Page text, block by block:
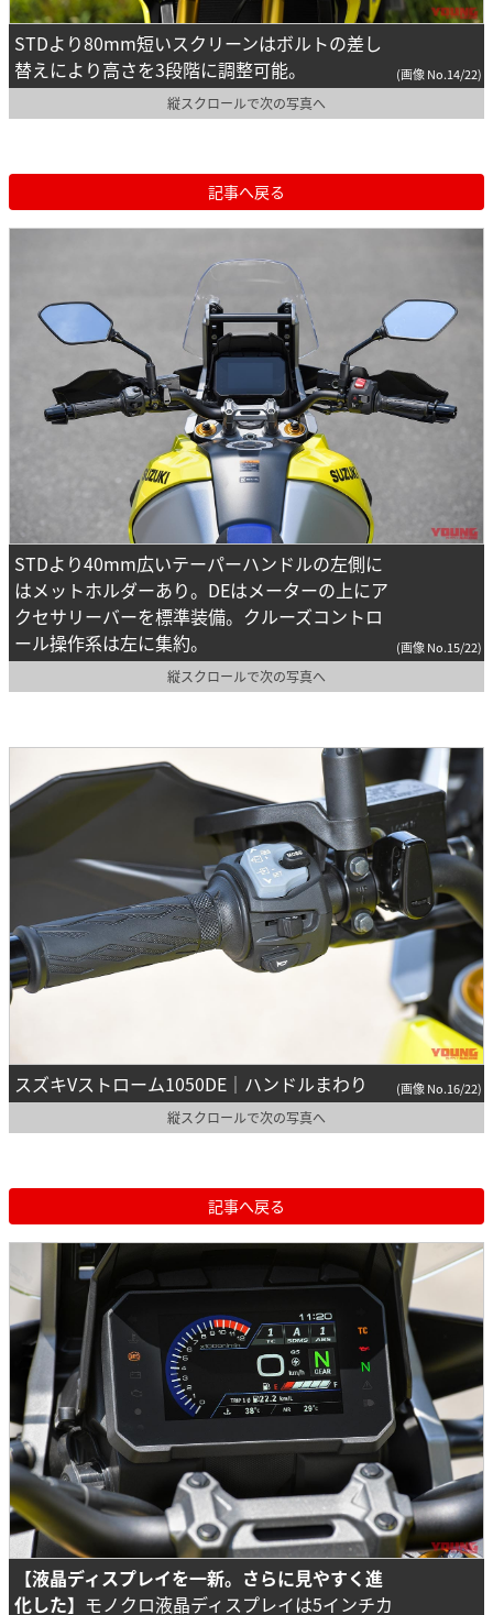
STDより80mm短いスクリーンはボルトの差し
替えにより高さを3段階に調整可能。
(画像 No.14/22)
縦スクロールで次の写真へ
記事へ戻る
STDより40mm広いテーパーハンドルの左側に
はメットホルダーあり。DEはメーターの上にア
クセサリーバーを標準装備。クルーズコントロ
ール操作系は左に集約。
(画像 No.15/22)
縦スクロールで次の写真へ
スズキVストローム1050DE｜ハンドルまわり (画像 No.16/22)
縦スクロールで次の写真へ
記事へ戻る
【液晶ディスプレイを一新。さらに見やすく進
化した】 モノクロ液晶ディスプレイは5インチカ